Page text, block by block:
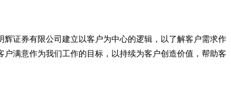
证券有限公司建立以客户为中心的逻辑，以了解客户需求作
满意作为我们工作的目标，以持续为客户创造价值，帮助客